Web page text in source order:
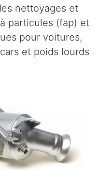
nettoyages et
particules (fap) et
pour voitures,
et poids lourds